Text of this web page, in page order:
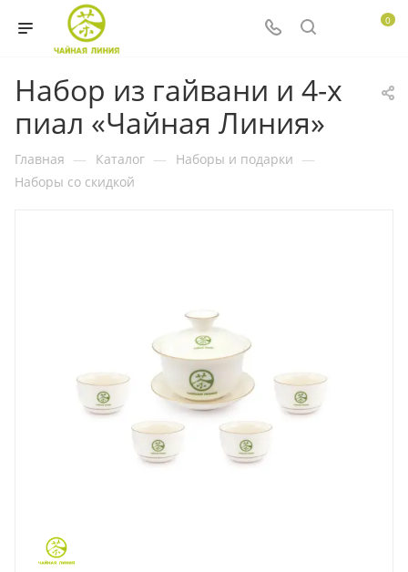
0
Набор из гайвани и 4-х
пиал «Чайная Линия»
Главная — Каталог — Наборы и подарки —
Наборы со скидкой